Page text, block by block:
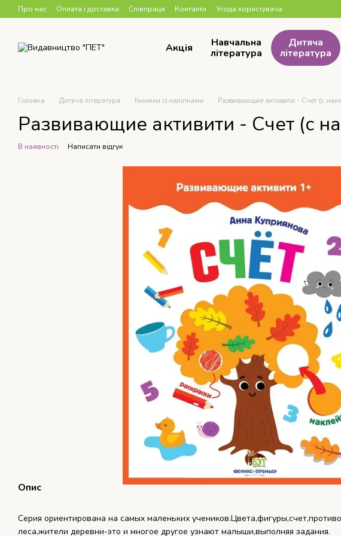
Перейти до основного контенту
Про нас Оплата і доставка Співпраця Контакти Угода користувача
Акція
Навчальна
література
Дитяча
література
Головна Дитяча література Книжки із наліпками Развивающие активити - Счет (с
Развивающие активити - Счет (с
В наявності Написати відгук
Опис
Серия ориентирована на самых маленьких
леса,жители деревни-это и многое другое узнают малыши,выполняя задания.